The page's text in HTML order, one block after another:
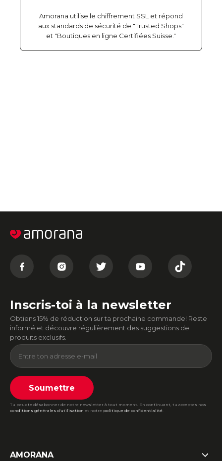
Amorana utilise le chiffrement SSL et répond
aux standards de sécurité de "Trusted Shops"
et "Boutiques en ligne Certifiées Suisse."
Inscris-toi à la newsletter
Obtiens 15% de réduction sur ta prochaine commande! Reste
informé et découvre régulièrement des suggestions de
produits exclusifs.
Soumettre
Tu peux te désabonner de notre newsletter à tout moment. En continuant, tu acceptes nos
conditions générales d'utilisation et notre politique de confidentialité.
AMORANA